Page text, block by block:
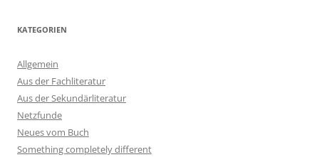
KATEGORIEN
Allgemein
Aus der Fachliteratur
Aus der Sekundärliteratur
Netzfunde
Neues vom Buch
Something completely different